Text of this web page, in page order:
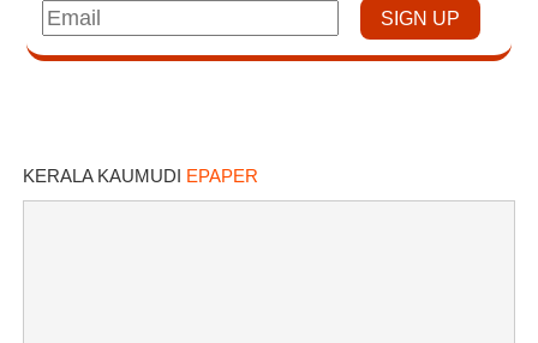
KERALA KAUMUDI EPAPER